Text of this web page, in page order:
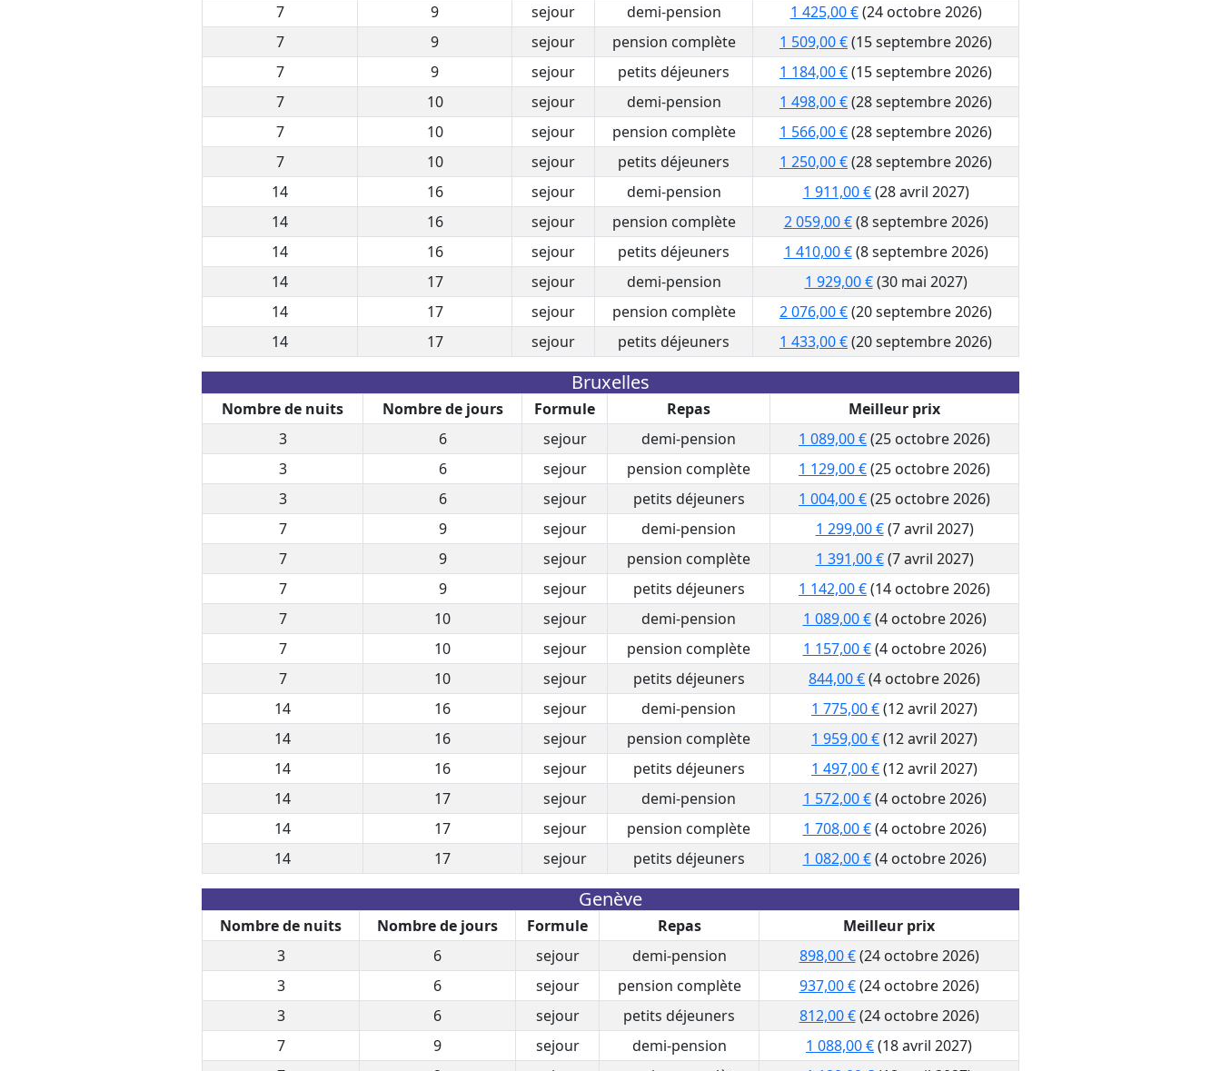
7
9 sejour demi-pension 1 425,00 €(24 octobre 2026)
7
9 sejour pension complète 1 509,00 €(15 septembre 2026)
7
9 sejour petits déjeuners 1 184,00 €(15 septembre 2026)
7
10 sejour demi-pension 1 498,00 €(28 septembre 2026)
7
10 sejour pension complète 1 566,00 €(28 septembre 2026)
7
10 sejour petits déjeuners 1 250,00 €(28 septembre 2026)
14
16 sejour demi-pension 1 911,00 €(28 avril 2027)
14
16 sejour pension complète 2 059,00 €(8 septembre 2026)
14
16 sejour petits déjeuners 1 410,00 €(8 septembre 2026)
14
17 sejour demi-pension 1 929,00 €(30 mai 2027)
14
17 sejour pension complète 2 076,00 €(20 septembre 2026)
14
17 sejour petits déjeuners 1 433,00 €(20 septembre 2026)
Bruxelles
Nombre de nuits Nombre de jours Formule Repas
Meilleur prix
3
6 sejour demi-pension 1 089,00 €(25 octobre 2026)
3
6 sejour pension complète 1 129,00 €(25 octobre 2026)
3
6 sejour petits déjeuners 1 004,00 €(25 octobre 2026)
7
9 sejour demi-pension 1 299,00 €(7 avril 2027)
7
9 sejour pension complète 1 391,00 €(7 avril 2027)
7
9 sejour petits déjeuners 1 142,00 €(14 octobre 2026)
7
10 sejour demi-pension 1 089,00 €(4 octobre 2026)
7
10 sejour pension complète 1 157,00 €(4 octobre 2026)
7
10 sejour petits déjeuners 844,00 €(4 octobre 2026)
14
16 sejour demi-pension 1 775,00 €(12 avril 2027)
14
16 sejour pension complète 1 959,00 €(12 avril 2027)
14
16 sejour petits déjeuners 1 497,00 €(12 avril 2027)
14
17 sejour demi-pension 1 572,00 €(4 octobre 2026)
14
17 sejour pension complète 1 708,00 €(4 octobre 2026)
14
17 sejour petits déjeuners 1 082,00 €(4 octobre 2026)
Genève
Nombre de nuits Nombre de jours Formule Repas
Meilleur prix
3
6 sejour demi-pension 898,00 €(24 octobre 2026)
3
6 sejour pension complète 937,00 €(24 octobre 2026)
3
6 sejour petits déjeuners 812,00 €(24 octobre 2026)
7
9 sejour demi-pension 1 088,00 €(18 avril 2027)